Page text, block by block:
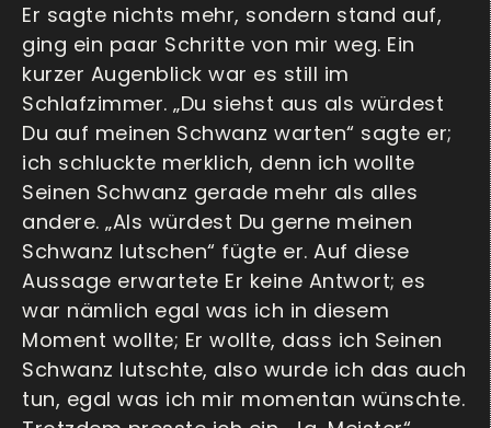
Er sagte nichts mehr, sondern stand auf,
ging ein paar Schritte von mir weg. Ein
kurzer Augenblick war es still im
Schlafzimmer. „Du siehst aus als würdest
Du auf meinen Schwanz warten“ sagte er;
ich schluckte merklich, denn ich wollte
Seinen Schwanz gerade mehr als alles
andere. „Als würdest Du gerne meinen
Schwanz lutschen“ fügte er. Auf diese
Aussage erwartete Er keine Antwort; es
war nämlich egal was ich in diesem
Moment wollte; Er wollte, dass ich Seinen
Schwanz lutschte, also wurde ich das auch
tun, egal was ich mir momentan wünschte.